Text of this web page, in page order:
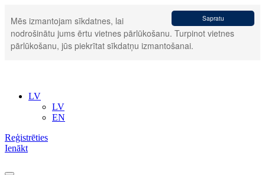
Sapratu
Mēs izmantojam sīkdatnes, lai
nodrošinātu jums ērtu vietnes pārlūkošanu. Turpinot vietnes
pārlūkošanu, jūs piekrītat sīkdatņu izmantošanai.
LV
LV
EN
Reģistrēties
Ienākt